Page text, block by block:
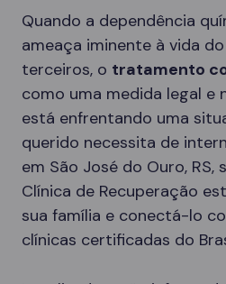
Quando a dependência
ameaça iminente à vida
terceiros, o tratamento
como uma medida legal e
está enfrentando uma
querido necessita de
em São José do Ouro, RS,
Clínica de Recuperação
sua família e conectá-lo
clínicas certificadas do